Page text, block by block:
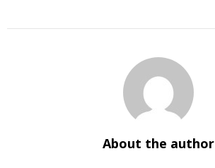
About the author